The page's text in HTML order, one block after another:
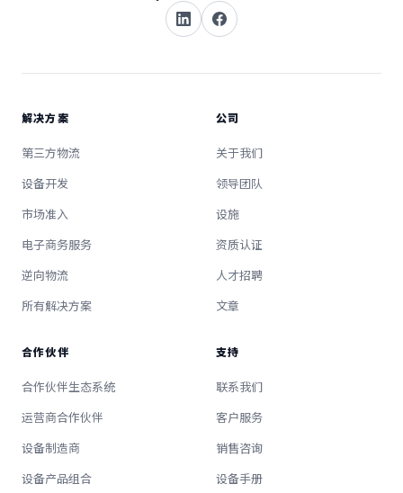
解决方案
第三方物流
设备开发
市场准入
电子商务服务
逆向物流
所有解决方案
公司
关于我们
领导团队
设施
资质认证
人才招聘
文章
合作伙伴
合作伙伴生态系统
运营商合作伙伴
设备制造商
设备产品组合
支持
联系我们
客户服务
销售咨询
设备手册